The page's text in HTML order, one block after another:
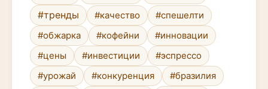
#тренды
#качество
#спешелти
#обжарка
#кофейни
#инновации
#цены
#инвестиции
#эспрессо
#урожай
#конкуренция #бразилия